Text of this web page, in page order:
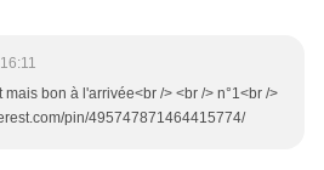
mais bon à l'arrivée<br /> <br /> n°1<br />
pin/495747871464415774/